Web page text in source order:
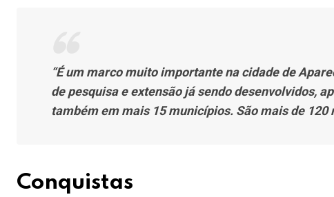
“É um marco muito importante na cidade de
de pesquisa e extensão já sendo desenvolvidos,
também em mais 15 municípios. São mais de 120
Conquistas